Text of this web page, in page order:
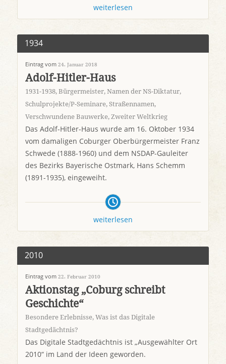
weiterlesen
1934
Eintrag vom 24. Januar 2018
Adolf-Hitler-Haus
1931-1938, Bürgermeister, Namen der NS-Diktatur,
Schulprojekte/P-Seminare, Straßennamen,
Verschwundene Bauwerke, Zweiter Weltkrieg
Das Adolf-Hitler-Haus wurde am 16. Oktober 1934
vom damaligen Coburger Oberbürgermeister Franz
Schwede (1888-1960) und dem NSDAP-Gauleiter
des Bezirks Bayerische Ostmark, Hans Schemm
(1891-1935), eingeweiht.
weiterlesen
2010
Eintrag vom 22. Februar 2010
Aktionstag „Coburg schreibt
Geschichte“
Besondere Erlebnisse, Was ist das Digitale
Stadtgedächtnis?
Das Digitale Stadtgedächtnis ist „Ausgewählter Ort
2010“ im Land der Ideen geworden.